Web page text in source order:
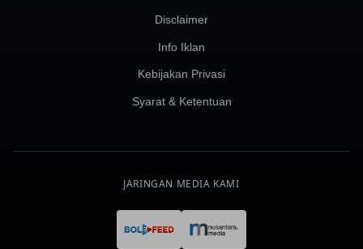
Disclaimer
Info Iklan
Kebijakan Privasi
Syarat & Ketentuan
JARINGAN MEDIA KAMI